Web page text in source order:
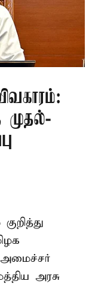
முதல்-
அமைச்சர்
அரசு